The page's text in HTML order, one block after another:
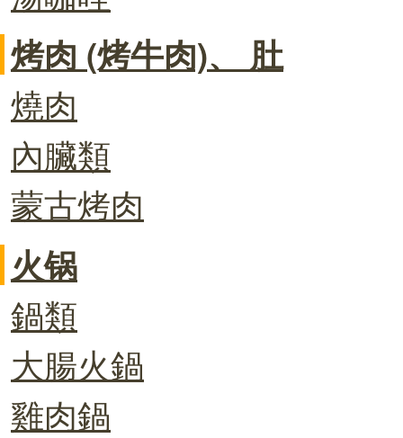
烤肉 (烤牛肉)、 肚
燒肉
內臟類
蒙古烤肉
火锅
鍋類
大腸火鍋
雞肉鍋